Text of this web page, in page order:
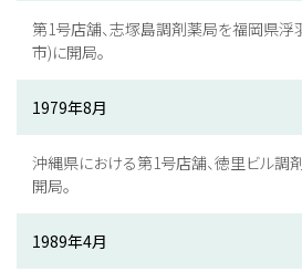
第1号店舗、志塚島調剤薬局を福岡県
市)に開局。
1979年8月
沖縄県における第1号店舗、徳里ビル調
開局。
1989年4月